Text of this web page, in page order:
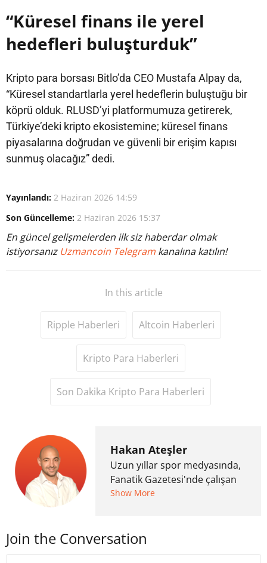
“Küresel finans ile yerel
hedefleri buluşturduk”
Kripto para borsası Bitlo’da CEO Mustafa Alpay da,
“Küresel standartlarla yerel hedeflerin buluştuğu bir
köprü olduk. RLUSD’yi platformumuza getirerek,
Türkiye’deki kripto ekosistemine; küresel finans
piyasalarına doğrudan ve güvenli bir erişim kapısı
sunmuş olacağız” dedi.
Yayınlandı: 2 Haziran 2026 14:59
Son Güncelleme: 2 Haziran 2026 15:37
En güncel gelişmelerden ilk siz haberdar olmak
istiyorsanız Uzmancoin Telegram kanalına katılın!
In this article
Ripple Haberleri Altcoin Haberleri
Kripto Para Haberleri
Son Dakika Kripto Para Haberleri
Hakan Ateşler
Uzun yıllar spor medyasında,
Fanatik Gazetesi'nde çalışan
Hakan Ateşler, 2020 yılında
Uzmancoin bünyesinde
Show More
Join the Conversation